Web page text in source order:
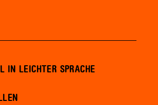
IN LEICHTER SPRACHE